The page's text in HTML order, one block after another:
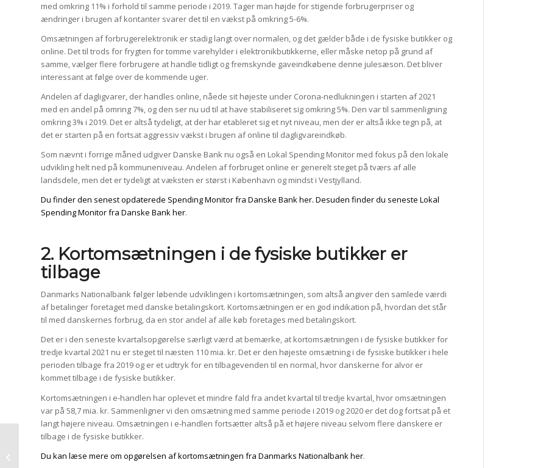
med omkring 11% i forhold til samme periode i 2019. Tager man højde for stigende forbrugerpriser og
ændringer i brugen af kontanter svarer det til en vækst på omkring 5-6%.
Omsætningen af forbrugerelektronik er stadig langt over normalen, og det gælder både i de fysiske butikker og
online. Det til trods for frygten for tomme varehylder i elektronikbutikkerne, eller måske netop på grund af
samme, vælger flere forbrugere at handle tidligt og fremskynde gaveindkøbene denne julesæson. Det bliver
interessant at følge over de kommende uger.
Andelen af dagligvarer, der handles online, nåede sit højeste under Corona-nedlukningen i starten af 2021
med en andel på omring 7%, og den ser nu ud til at have stabiliseret sig omkring 5%. Den var til sammenligning
omkring 3% i 2019. Det er altså tydeligt, at der har etableret sig et nyt niveau, men der er altså ikke tegn på, at
det er starten på en fortsat aggressiv vækst i brugen af online til dagligvareindkøb.
Som nævnt i forrige måned udgiver Danske Bank nu også en Lokal Spending Monitor med fokus på den lokale
udvikling helt ned på kommuneniveau. Andelen af forbruget online er generelt steget på tværs af alle
landsdele, men det er tydeligt at væksten er størst i København og mindst i Vestjylland.
Du finder den senest opdaterede Spending Monitor fra Danske Bank her. Desuden finder du seneste Lokal
Spending Monitor fra Danske Bank her.
2. Kortomsætningen i de fysiske butikker er
tilbage
Danmarks Nationalbank følger løbende udviklingen i kortomsætningen, som altså angiver den samlede værdi
af betalinger foretaget med danske betalingskort. Kortomsætningen er en god indikation på, hvordan det står
til med danskernes forbrug, da en stor andel af alle køb foretages med betalingskort.
Det er i den seneste kvartalsopgørelse særligt værd at bemærke, at kortomsætningen i de fysiske butikker for
tredje kvartal 2021 nu er steget til næsten 110 mia. kr. Det er den højeste omsætning i de fysiske butikker i hele
perioden tilbage fra 2019 og er et udtryk for en tilbagevenden til en normal, hvor danskerne for alvor er
kommet tilbage i de fysiske butikker.
Kortomsætningen i e-handlen har oplevet et mindre fald fra andet kvartal til tredje kvartal, hvor omsætningen
var på 58,7 mia. kr. Sammenligner vi den omsætning med samme periode i 2019 og 2020 er det dog fortsat på et
langt højere niveau. Omsætningen i e-handlen fortsætter altså på et højere niveau selvom flere danskere er
tilbage i de fysiske butikker.
Du kan læse mere om opgørelsen af kortomsætningen fra Danmarks Nationalbank her.
Facebook-opdatering vil påvirke
annoncører inden for vertikalerne